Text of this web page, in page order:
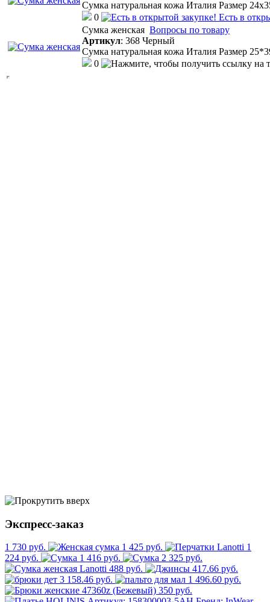
Сумка натуральная кожа Италия Размер
0
Есть в
Cумка женская Вопросы по товару
Артикул: 368 Черный
Сумка натуральная кожа Италия Размер
0
Экспресс-заказ
1 730 руб. 1 425 руб.
1
224 руб.
1 416 руб.
2 325 руб.
488 руб.
417.66 руб.
3 158.46 руб.
1 496.60 руб.
350 руб.